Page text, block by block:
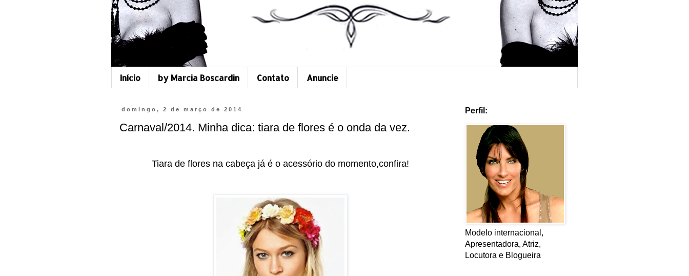
Início by Marcia Boscardin Contato Anuncie
domingo, 2 de março de 2014
Carnaval/2014. Minha dica: tiara de flores é o onda da vez.
Tiara de flores na cabeça já é o acessório do momento,confira!
Perfil:
Modelo internacional,
Apresentadora, Atriz,
Locutora e Blogueira